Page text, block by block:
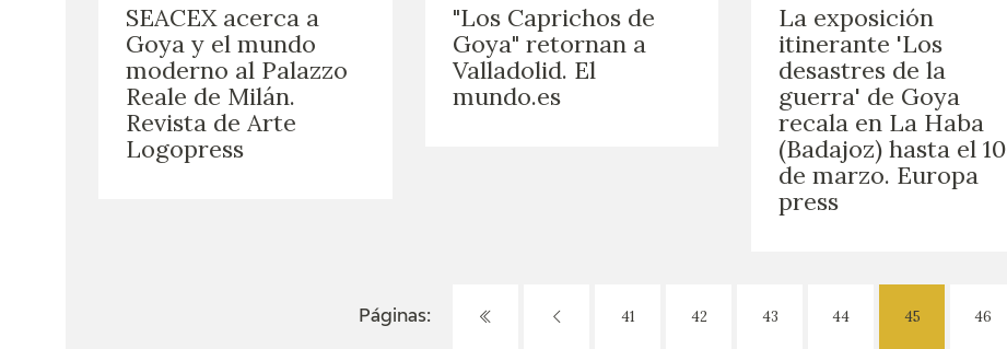
SEACEX acerca a
Goya y el mundo
moderno al Palazzo
Reale de Milán.
Revista de Arte
Logopress
"Los Caprichos de
Goya" retornan a
Valladolid. El
mundo.es
La exposición
itinerante 'Los
desastres de la
guerra' de Goya
recala en La Haba
(Badajoz) hasta el 10
de marzo. Europa
press
Páginas: 41 42 43 44 45 46